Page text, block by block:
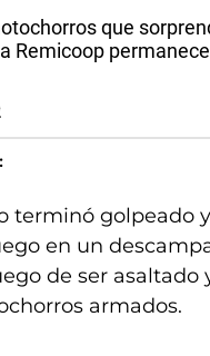
que
Remicoop
terminó golpeado
en un
de ser asaltado
armados.